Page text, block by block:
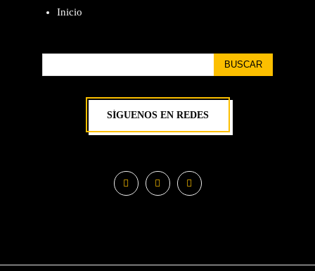
Inicio
BUSCAR
SÍGUENOS EN REDES